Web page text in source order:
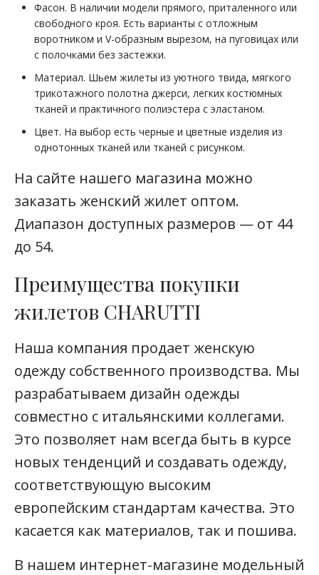
Фасон. В наличии модели прямого, приталенного или
свободного кроя. Есть варианты с отложным
воротником и V-образным вырезом, на пуговицах или
с полочками без застежки.
Материал. Шьем жилеты из уютного твида, мягкого
трикотажного полотна джерси, легких костюмных
тканей и практичного полиэстера с эластаном.
Цвет. На выбор есть черные и цветные изделия из
однотонных тканей или тканей с рисунком.
На сайте нашего магазина можно
заказать женский жилет оптом.
Диапазон доступных размеров — от 44
до 54.
Преимущества покупки
жилетов CHARUTTI
Наша компания продает женскую
одежду собственного производства. Мы
разрабатываем дизайн одежды
совместно с итальянскими коллегами.
Это позволяет нам всегда быть в курсе
новых тенденций и создавать одежду,
соответствующую высоким
европейским стандартам качества. Это
касается как материалов, так и пошива.
В нашем интернет-магазине модельный